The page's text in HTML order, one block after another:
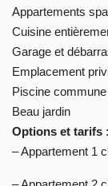
Appartements
Cuisine
Garage et
Emplacement
Piscine commune
Beau jardin
Options et tarifs :
– Appartement 1